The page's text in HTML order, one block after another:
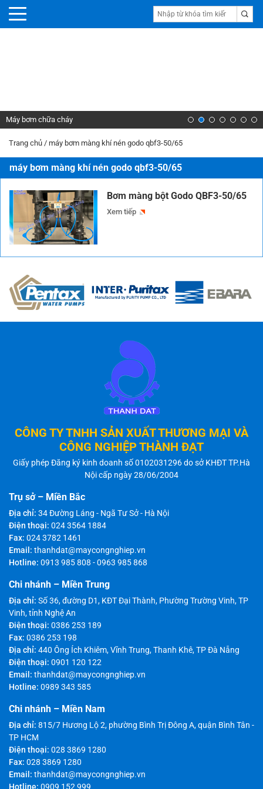
Máy bơm chữa cháy
Trang chủ / máy bơm màng khí nén godo qbf3-50/65
máy bơm màng khí nén godo qbf3-50/65
Bơm màng bột Godo QBF3-50/65
Xem tiếp
CÔNG TY TNHH SẢN XUẤT THƯƠNG MẠI VÀ
CÔNG NGHIỆP THÀNH ĐẠT
Giấy phép Đăng ký kinh doanh số 0102031296 do sở KHĐT TP.Hà
Nội cấp ngày 28/06/2004
Trụ sở – Miền Bắc
Địa chỉ: 34 Đường Láng - Ngã Tư Sở - Hà Nội
Điện thoại: 024 3564 1884
Fax: 024 3782 1461
Email: thanhdat@maycongnghiep.vn
Hotline: 0913 985 808 -0963 985 868
Chi nhánh – Miền Trung
Địa chỉ: Số 36, đường D1, KĐT Đại Thành, Phường Trường Vinh, TP
Vinh, tỉnh Nghệ An
Điện thoại: 0386 253 189
Fax: 0386 253 198
Địa chỉ: 440 Ông Ích Khiêm, Vĩnh Trung, Thanh Khê, TP Đà Nẵng
Điện thoại: 0901 120 122
Email: thanhdat@maycongnghiep.vn
Hotline: 0989 343 585
Chi nhánh – Miền Nam
Địa chỉ: 815/7 Hương Lộ 2, phường Bình Trị Đông A, quận Bình Tân -
TP HCM
Điện thoại: 028 3869 1280
Fax: 028 3869 1280
Email: thanhdat@maycongnghiep.vn
Hotline: 0909 152 999